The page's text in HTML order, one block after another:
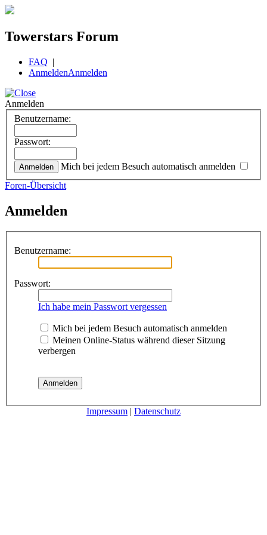
Towerstars Forum
FAQ |
AnmeldenAnmelden
Anmelden
Benutzername:
Passwort:
Mich bei jedem Besuch automatisch anmelden
Foren-Übersicht
Anmelden
Benutzername:
Passwort:
Ich habe mein Passwort vergessen
Mich bei jedem Besuch automatisch anmelden
Meinen Online-Status während dieser Sitzung
verbergen
Impressum | Datenschutz